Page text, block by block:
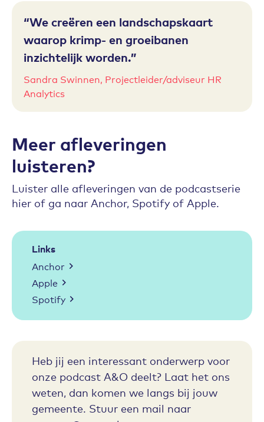
We creëren een landschapskaart
waarop krimp- en groeibanen
inzichtelijk worden.
Sandra Swinnen, Projectleider/adviseur HR
Analytics
Meer afleveringen
luisteren?
Luister alle afleveringen van de podcastserie
hier of ga naar Anchor, Spotify of Apple.
Links
Anchor
Apple
Spotify
Heb jij een interessant onderwerp voor
onze podcast A&O deelt? Laat het ons
weten, dan komen we langs bij jouw
gemeente. Stuur een mail naar